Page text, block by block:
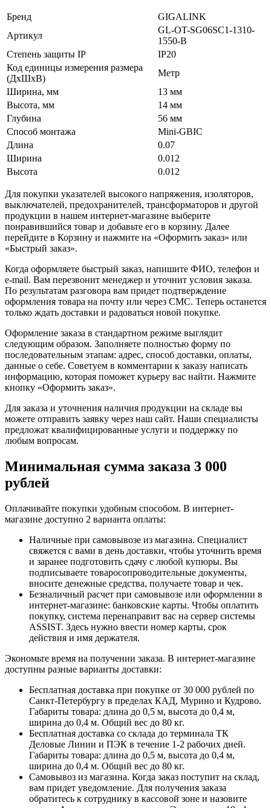
Бренд
GIGALINK
Артикул
GL-OT-SG06SC1-1310-
1550-B
Степень защиты IP
IP20
Код единицы измерения размера
(ДхШхВ)
Метр
Ширина, мм
13 мм
Высота, мм
14 мм
Глубина
56 мм
Способ монтажа
Mini-GBIC
Длина
0.07
Ширина
0.012
Высота
0.012
Для покупки указателей высокого напряжения, изоляторов,
выключателей, предохранителей, трансформаторов и другой
продукции в нашем интернет-магазине выберите
понравившийся товар и добавьте его в корзину. Далее
перейдите в Корзину и нажмите на «Оформить заказ» или
«Быстрый заказ».
Когда оформляете быстрый заказ, напишите ФИО, телефон и
e-mail. Вам перезвонит менеджер и уточнит условия заказа.
По результатам разговора вам придет подтверждение
оформления товара на почту или через СМС. Теперь останется
только ждать доставки и радоваться новой покупке.
Оформление заказа в стандартном режиме выглядит
следующим образом. Заполняете полностью форму по
последовательным этапам: адрес, способ доставки, оплаты,
данные о себе. Советуем в комментарии к заказу написать
информацию, которая поможет курьеру вас найти. Нажмите
кнопку «Оформить заказ».
Для заказа и уточнения наличия продукции на складе вы
можете отправить заявку через наш сайт. Наши специалисты
предложат квалифицированные услуги и поддержку по
любым вопросам.
Минимальная сумма заказа 3 000
рублей
Оплачивайте покупки удобным способом. В интернет-
магазине доступно 2 варианта оплаты:
Наличные при самовывозе из магазина. Специалист
свяжется с вами в день доставки, чтобы уточнить время
и заранее подготовить сдачу с любой купюры. Вы
подписываете товаросопроводительные документы,
вносите денежные средства, получаете товар и чек.
Безналичный расчет при самовывозе или оформлении в
интернет-магазине: банковские карты. Чтобы оплатить
покупку, система перенаправит вас на сервер системы
ASSIST. Здесь нужно ввести номер карты, срок
действия и имя держателя.
Экономьте время на получении заказа. В интернет-магазине
доступны разные варианты доставки:
Бесплатная доставка при покупке от 30 000 рублей по
Санкт-Петербургу в пределах КАД, Мурино и Кудрово.
Габариты товара: длина до 0,5 м, высота до 0,4 м,
ширина до 0,4 м. Общий вес до 80 кг.
Бесплатная доставка со склада до терминала ТК
Деловые Линии и ПЭК в течение 1-2 рабочих дней.
Габариты товара: длина до 0,5 м, высота до 0,4 м,
ширина до 0,4 м. Общий вес до 80 кг.
Самовывоз из магазина. Когда заказ поступит на склад,
вам придет уведомление. Для получения заказа
обратитесь к сотруднику в кассовой зоне и назовите